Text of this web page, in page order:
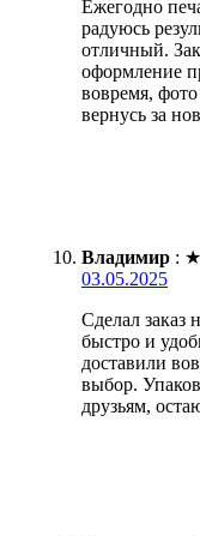
Ежегодно
радуюсь
отличный.
оформление
вовремя,
вернусь за
Владимир : ★
03.05.2025
Сделал заказ
быстро и
доставили
выбор.
друзьям,